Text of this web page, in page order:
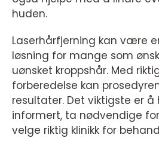
huden.
Laserhårfjerning kan være
løsning for mange som
uønsket kroppshår. Med
forberedelse kan
resultater. Det viktigste er å
informert, ta nødvendige
velge riktig klinikk for